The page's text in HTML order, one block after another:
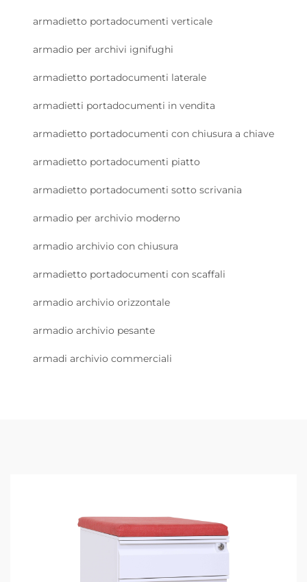
armadietto portadocumenti verticale
armadio per archivi ignifughi
armadietto portadocumenti laterale
armadietti portadocumenti in vendita
armadietto portadocumenti con chiusura a chiave
armadietto portadocumenti piatto
armadietto portadocumenti sotto scrivania
armadio per archivio moderno
armadio archivio con chiusura
armadietto portadocumenti con scaffali
armadio archivio orizzontale
armadio archivio pesante
armadi archivio commerciali